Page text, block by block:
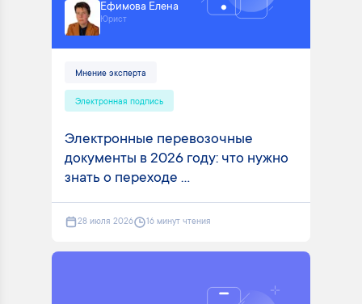
Ефимова Елена
Юрист
Мнение эксперта
Электронная подпись
Электронные перевозочные
документы в 2026 году: что нужно
знать о переходе ...
28 июля 2026 16 минут чтения